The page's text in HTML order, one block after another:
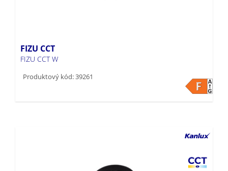
FIZU CCT
FIZU CCT W
Produktový kód: 39261